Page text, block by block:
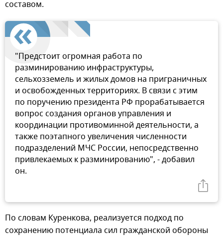
составом.
"Предстоит огромная работа по
разминированию инфраструктуры,
сельхозземель и жилых домов на приграничных
и освобожденных территориях. В связи с этим
по поручению президента РФ прорабатывается
вопрос создания органов управления и
координации противоминной деятельности, а
также поэтапного увеличения численности
подразделений МЧС России, непосредственно
привлекаемых к разминированию", - добавил
он.
По словам Куренкова, реализуется подход по
сохранению потенциала сил гражданской обороны